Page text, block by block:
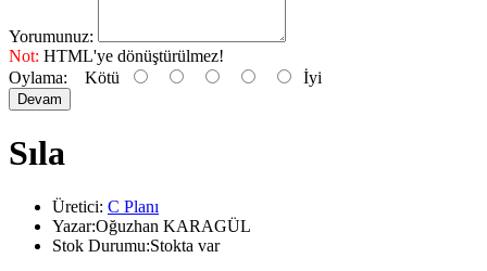
Yorumunuz:
Not: HTML'ye dönüştürülmez!
Oylama: Kötü İyi
Devam
Sıla
Üretici: C Planı
Yazar:Oğuzhan KARAGÜL
Stok Durumu:Stokta var